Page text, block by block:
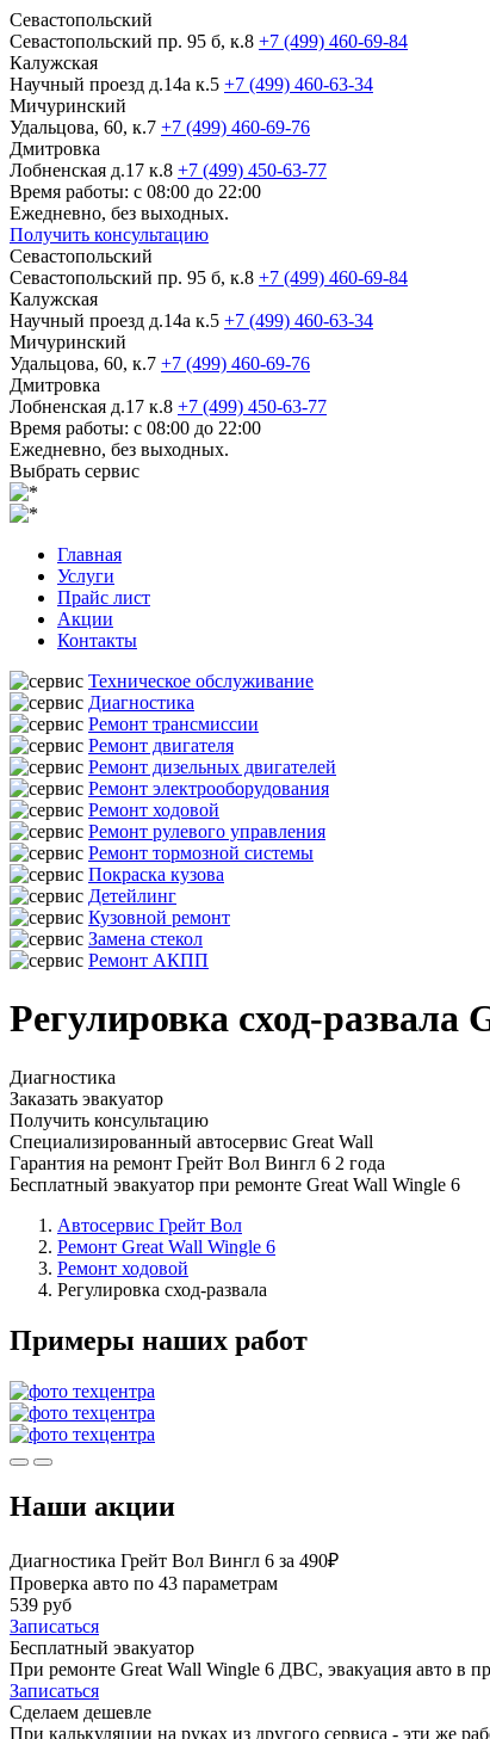
Севастопольский
Севастопольский пр. 95 б, к.8 +7 (499) 460-69-84
Калужская
Научный проезд д.14а к.5 +7 (499) 460-63-34
Мичуринский
Удальцова, 60, к.7 +7 (499) 460-69-76
Дмитровка
Лобненская д.17 к.8 +7 (499) 450-63-77
Время работы: с 08:00 до 22:00
Ежедневно, без выходных.
Получить консультацию
Севастопольский
Севастопольский пр. 95 б, к.8 +7 (499) 460-69-84
Калужская
Научный проезд д.14а к.5 +7 (499) 460-63-34
Мичуринский
Удальцова, 60, к.7 +7 (499) 460-69-76
Дмитровка
Лобненская д.17 к.8 +7 (499) 450-63-77
Время работы: с 08:00 до 22:00
Ежедневно, без выходных.
Выбрать сервис
Главная
Услуги
Прайс лист
Акции
Контакты
Техническое обслуживание
Диагностика
Ремонт трансмиссии
Ремонт двигателя
Ремонт дизельных двигателей
Ремонт электрооборудования
Ремонт ходовой
Ремонт рулевого управления
Ремонт тормозной системы
Покраска кузова
Детейлинг
Кузовной ремонт
Замена стекол
Ремонт АКПП
Регулировка сход-
Диагностика
Заказать эвакуатор
Получить консультацию
Специализированный автосервис Great Wall
Гарантия на ремонт Грейт Вол Вингл 6 2 года
Бесплатный эвакуатор при ремонте Great Wall Wingle 6
Автосервис Грейт Вол
Ремонт Great Wall Wingle 6
Ремонт ходовой
Регулировка сход-развала
Примеры наших работ
Наши акции
Диагностика Грейт Вол Вингл 6 за 490₽
Проверка авто по 43 параметрам
539 руб
Записаться
Бесплатный эвакуатор
При ремонте Great Wall Wingle 6 ДВС, эвакуация авто в
Записаться
Сделаем дешевле
При калькуляции на руках из другого сервиса - эти же